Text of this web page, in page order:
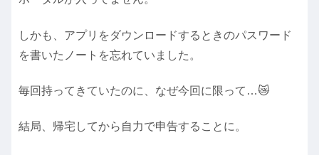
しかも、アプリをダウンロードするときのパスワード
を書いたノートを忘れていました。
毎回持ってきていたのに、なぜ今回に限って…😿
結局、帰宅してから自力で申告することに。